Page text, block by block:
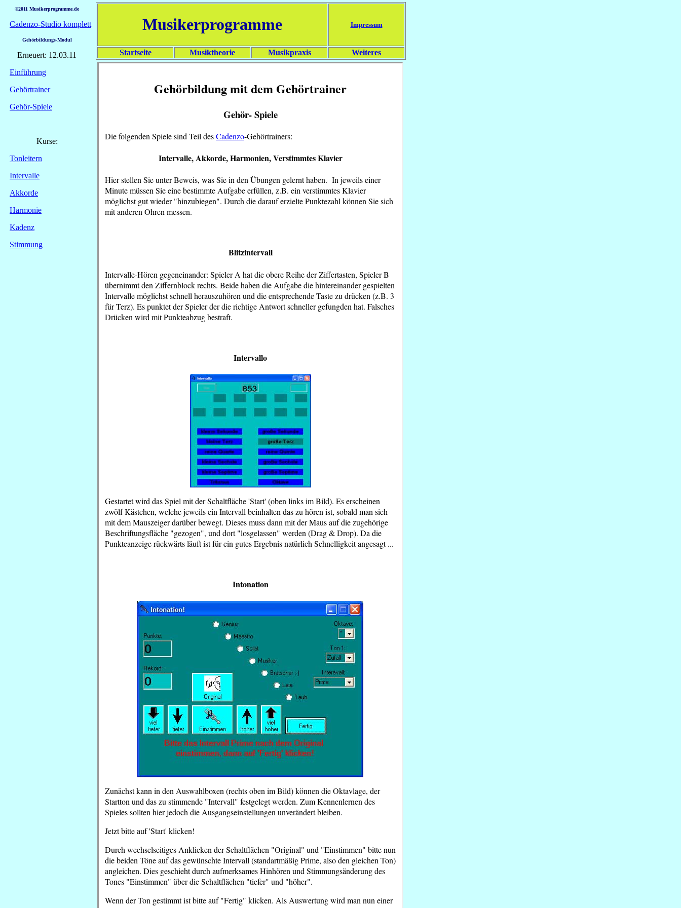
©2011 Musikerprogramme.de
Cadenzo-Studio komplett
Gehörbildungs-Modul
Erneuert: 12.03.11
Einführung
Gehörtrainer
Gehör-Spiele
Kurse:
Tonleitern
Intervalle
Akkorde
Harmonie
Kadenz
Stimmung
Musikerprogramme Impressum
Startseite Musiktheorie Musikpraxis Weiteres
Gehörbildung mit dem Gehörtrainer
Gehör- Spiele
Die folgenden Spiele sind Teil desCadenzo-Gehörtrainers:
Intervalle, Akkorde, Harmonien, Verstimmtes Klavier
Hier stellen Sie unter Beweis, was Sie in den Übungen gelernt haben. In jeweils einer
Minute müssen Sie eine bestimmte Aufgabe erfüllen, z.B. ein verstimmtes Klavier
möglichst gut wieder "hinzubiegen". Durch die darauf erzielte Punktezahl können Sie sich
mit anderen Ohren messen.
Blitzintervall
Intervalle-Hören gegeneinander: Spieler A hat die obere Reihe der Ziffertasten, Spieler B
übernimmt den Ziffernblock rechts. Beide haben die Aufgabe die hintereinander gespielten
Intervalle möglichst schnell herauszuhören und die entsprechende Taste zu drücken (z.B. 3
für Terz). Es punktet der Spieler der die richtige Antwort schneller gefungden hat. Falsches
Drücken wird mit Punkteabzug bestraft.
Intervallo
Gestartet wird das Spiel mit der Schaltfläche 'Start' (oben links im Bild). Es erscheinen
zwölf Kästchen, welche jeweils ein Intervall beinhalten das zu hören ist, sobald man sich
mit dem Mauszeiger darüber bewegt. Dieses muss dann mit der Maus auf die zugehörige
Beschriftungsfläche "gezogen", und dort "losgelassen" werden (Drag & Drop). Da die
Punkteanzeige rückwärts läuft ist für ein gutes Ergebnis natürlich Schnelligkeit angesagt ...
Intonation
Zunächst kann in den Auswahlboxen (rechts oben im Bild) können die Oktavlage, der
Startton und das zu stimmende "Intervall" festgelegt werden. Zum Kennenlernen des
Spieles sollten hier jedoch die Ausgangseinstellungen unverändert bleiben.
Jetzt bitte auf 'Start' klicken!
Durch wechselseitiges Anklicken der Schaltflächen "Original" und "Einstimmen" bitte nun
die beiden Töne auf das gewünschte Intervall (standartmäßig Prime, also den gleichen Ton)
angleichen. Dies geschieht durch aufmerksames Hinhören und Stimmungsänderung des
Tones "Einstimmen" über die Schaltflächen "tiefer" und "höher".
Wenn der Ton gestimmt ist bitte auf "Fertig" klicken. Als Auswertung wird man nun einer